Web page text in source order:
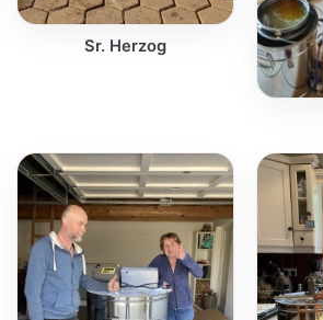
Sr. Herzog